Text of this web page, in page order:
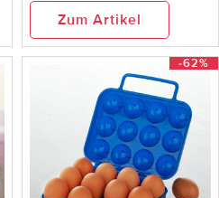
Zum Artikel
-62%